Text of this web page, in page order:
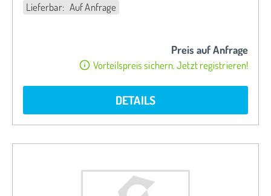
Lieferbar: Auf Anfrage
Preis auf Anfrage
Vorteilspreis sichern. Jetzt registrieren!
DETAILS